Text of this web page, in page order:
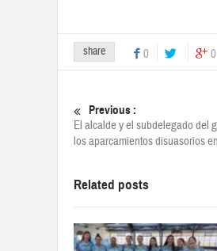
share 0 0
Previous :
El alcalde y el subdelegado del
los aparcamientos disuasorios
Related posts